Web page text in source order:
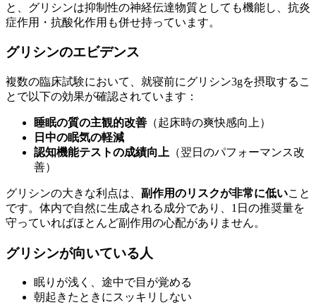
と、グリシンは抑制性の神経伝達物質としても機能し、抗炎
症作用・抗酸化作用も併せ持っています。
グリシンのエビデンス
複数の臨床試験において、就寝前にグリシン3gを摂取するこ
とで以下の効果が確認されています：
睡眠の質の主観的改善 （起床時の爽快感向上）
日中の眠気の軽減
認知機能テストの成績向上 （翌日のパフォーマンス改
善）
グリシンの大きな利点は、 副作用のリスクが非常に低いこと
です。体内で自然に生成される成分であり、1日の推奨量を
守っていればほとんど副作用の心配がありません。
グリシンが向いている人
眠りが浅く、途中で目が覚める
朝起きたときにスッキリしない